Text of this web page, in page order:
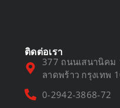
ติดต่อเรา
377 ถนนเสนานิคม
ลาดพร้าว กรุงเทพ
0-2942-3868-72